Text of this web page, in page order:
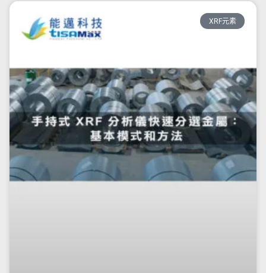
XRF元素